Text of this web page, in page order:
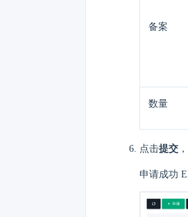
备案
数量
点击提交
申请成功